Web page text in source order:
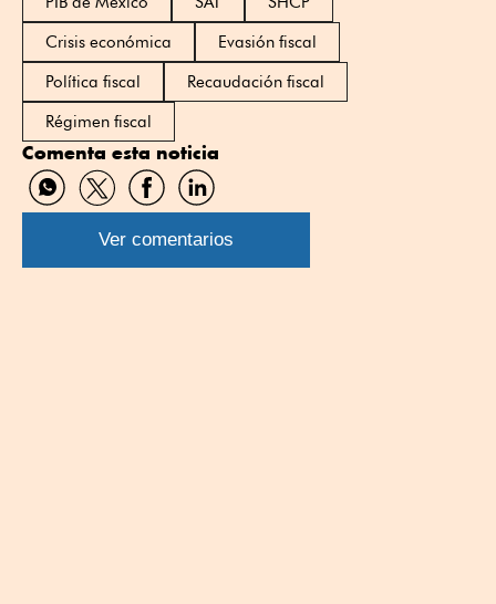
Crisis económica
Evasión fiscal
Política fiscal
Recaudación fiscal
Régimen fiscal
Comenta esta noticia
Compartir
por
WhatsApp
Compartir
por
Twitter
Compartir
por
Facebook
Compartir
por
Linkedin
Ver comentarios